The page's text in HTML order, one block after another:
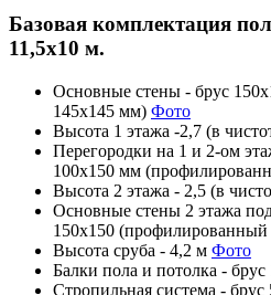
Базовая комплектация
11,5х10 м.
Основные стены - брус
145х145 мм) Фото
Высота 1 этажа -2,7 (в
Перегородки на 1 и 2-ом
100х150 мм
Высота 2 этажа - 2,5 (в
Основные стены 2 этажа
150х150
Высота сруба - 4,2 м Фото
Балки пола и потолка -
Стропильная система -